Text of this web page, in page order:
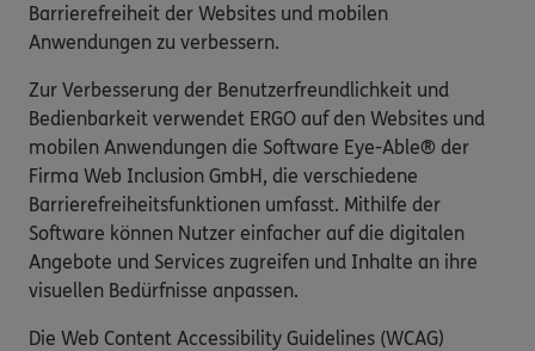
Barrierefreiheit der Websites und mobilen
Anwendungen zu verbessern.
Zur Verbesserung der Benutzerfreundlichkeit und
Bedienbarkeit verwendet ERGO auf den Websites und
mobilen Anwendungen die Software Eye-Able® der
Firma Web Inclusion GmbH, die verschiedene
Barrierefreiheitsfunktionen umfasst. Mithilfe der
Software können Nutzer einfacher auf die digitalen
Angebote und Services zugreifen und Inhalte an ihre
visuellen Bedürfnisse anpassen.
Die Web Content Accessibility Guidelines (WCAG)